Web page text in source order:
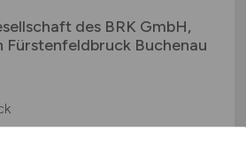
des BRK GmbH,
Fürstenfeldbruck Buchenau